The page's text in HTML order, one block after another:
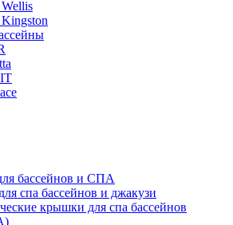
бассейнов и СПА
спа бассейнов и джакузи
крышки для спа бассейнов